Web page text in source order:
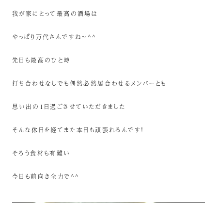
我が家にとって最高の酒場は
やっぱり万代さんですね〜^^
先日も最高のひと時
打ち合わせなしでも偶然必然居合わせるメンバーとも
思い出の1日過ごさせていただきました
そんな休日を経てまた本日も頑張れるんです！
そろう食材も有難い
今日も前向き全力で^^